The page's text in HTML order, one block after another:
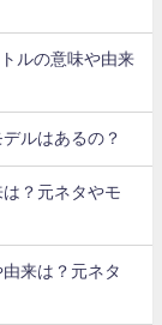
ルの意味や由来
ルはあるの？
？元ネタやモ
来は？元ネタ